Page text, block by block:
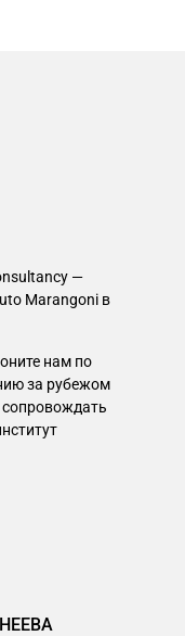
—
Marangoni в
нам по
за рубежом